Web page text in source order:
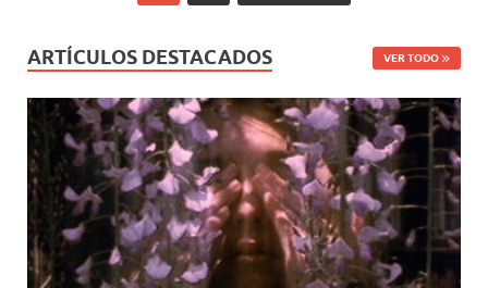
ARTÍCULOS DESTACADOS VER TODO